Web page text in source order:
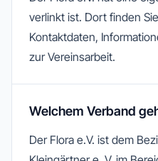
verlinkt ist. Dort finden
Kontaktdaten,
zur Vereinsarbeit.
Welchem Verband
Der Flora e.V. ist dem